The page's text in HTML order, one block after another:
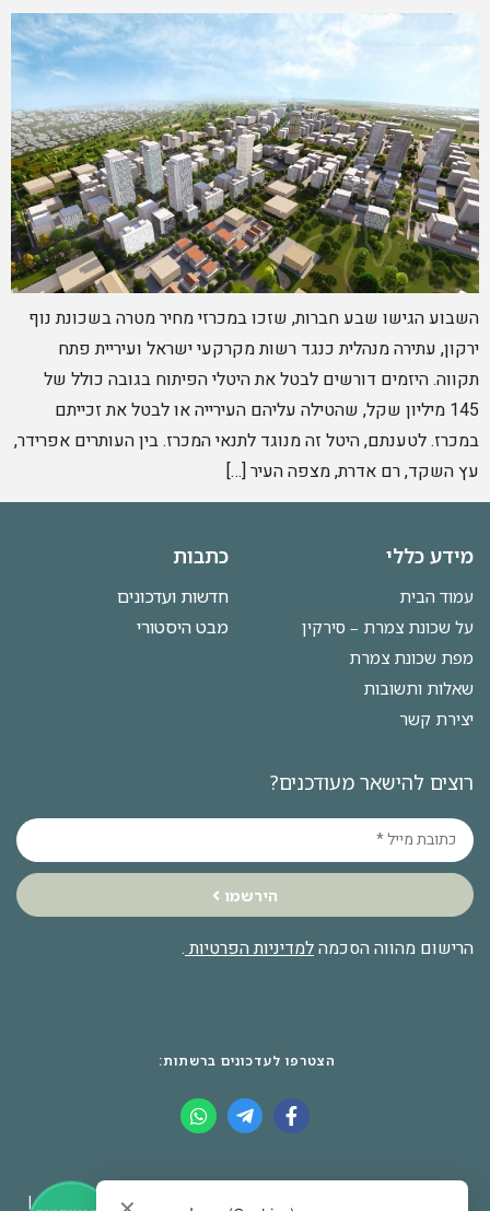
השבוע הגישו שבע חברות, שזכו במכרזי מחיר מטרה בשכונת נוף
ירקון, עתירה מנהלית כנגד רשות מקרקעי ישראל ועיריית פתח
תקווה. היזמים דורשים לבטל את היטלי הפיתוח בגובה כולל של
145 מיליון שקל, שהטילה עליהם העירייה או לבטל את זכייתם
במכרז. לטענתם, היטל זה מנוגד לתנאי המכרז. בין העותרים אפרידר,
עץ השקד, רם אדרת, מצפה העיר […]
מידע כללי
עמוד הבית
על שכונת צמרת – סירקין
מפת שכונת צמרת
שאלות ותשובות
יצירת קשר
כתבות
חדשות ועדכונים
מבט היסטורי
רוצים להישאר מעודכנים?
הירשמו
הרישום מהווה הסכמהלמדיניות הפרטיות.
הצטרפו לעדכונים ברשתות:
יצירת קשר|